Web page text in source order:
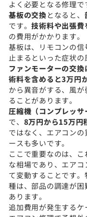
よく必要となる修理で
基板の交換となると、
です。技術料や出張
の費用がかかります。
基板は、リモコンの
止まるといった症状の
ファンモーターの交
術料を含めると3万円
から異音がする、風
ることがあります。
圧縮機（コンプレッサ
で、 8万円から15万円
ではなく、エアコン
ースも多いです。
ここで重要なのは、
な相場であり、エア
て変動することです
種は、部品の調達が
あります。
追加費用が発生するケ